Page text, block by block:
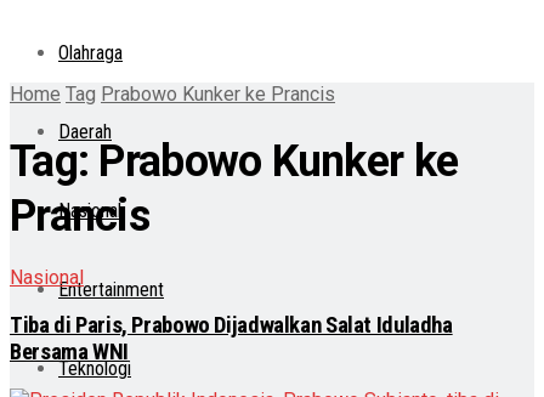
Olahraga
Daerah
Nasional
Entertainment
Teknologi
Home Tag Prabowo Kunker ke Prancis
Tag: Prabowo Kunker ke
Prancis
Nasional
Tiba di Paris, Prabowo Dijadwalkan Salat Iduladha
Bersama WNI